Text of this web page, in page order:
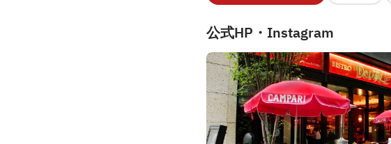
公式HP・Instagram